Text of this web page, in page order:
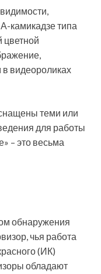
камикадзе типа
цветной
видеороликах
теми или
для работы
– это весьма
обнаружения
чья работа
(ИК)
обладают